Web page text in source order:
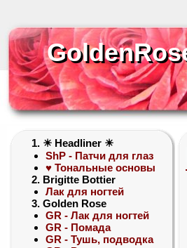
1. ☀ Headliner ☀
ShP - Патчи для глаз
♥ Тональные основы
2. Brigitte Bottier
Лак для ногтей
3. Golden Rose
GR - Лак для ногтей
GR - Помада
GR - Тушь, подводка